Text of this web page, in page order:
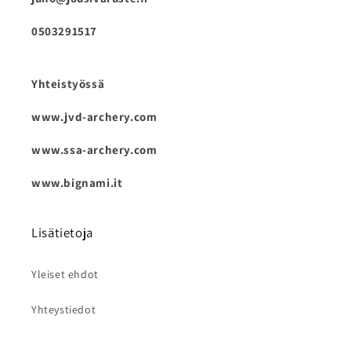
0503291517
Yhteistyössä
www.jvd-archery.com
www.ssa-archery.com
www.bignami.it
Lisätietoja
Yleiset ehdot
Yhteystiedot